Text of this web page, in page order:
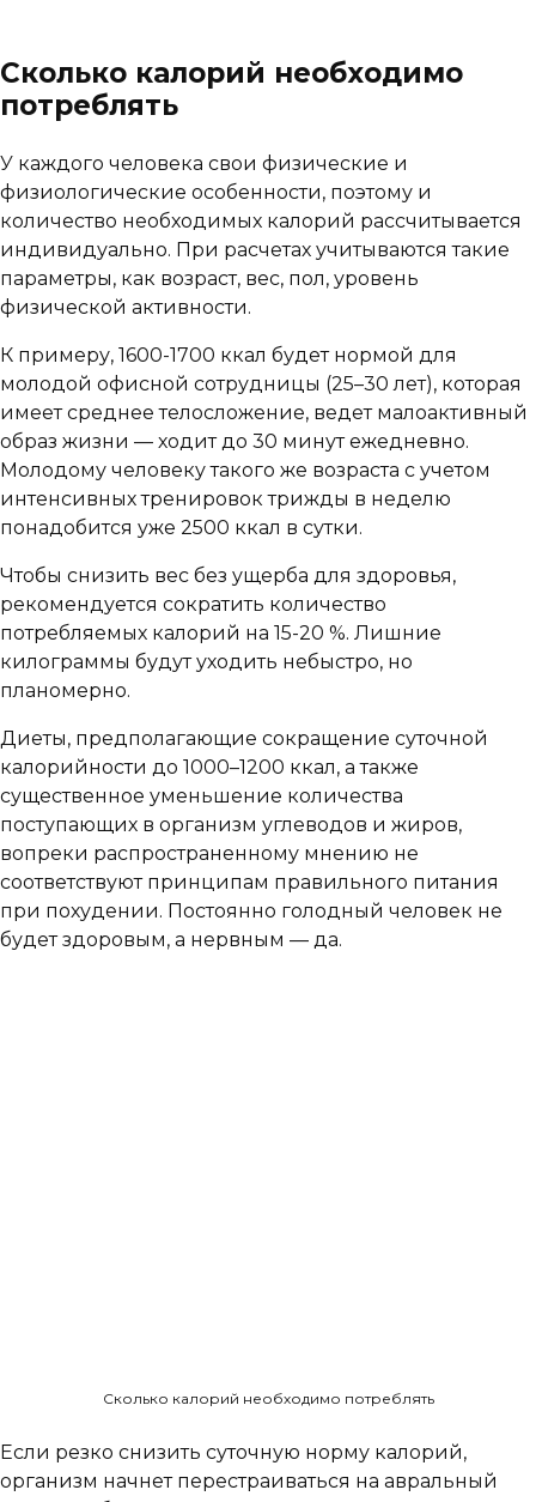
Сколько калорий необходимо
потреблять
У каждого человека свои физические и
физиологические особенности, поэтому и
количество необходимых калорий рассчитывается
индивидуально. При расчетах учитываются такие
параметры, как возраст, вес, пол, уровень
физической активности.
К примеру, 1600-1700 ккал будет нормой для
молодой офисной сотрудницы (25–30 лет), которая
имеет среднее телосложение, ведет малоактивный
образ жизни — ходит до 30 минут ежедневно.
Молодому человеку такого же возраста с учетом
интенсивных тренировок трижды в неделю
понадобится уже 2500 ккал в сутки.
Чтобы снизить вес без ущерба для здоровья,
рекомендуется сократить количество
потребляемых калорий на 15-20 %. Лишние
килограммы будут уходить небыстро, но
планомерно.
Диеты, предполагающие сокращение суточной
калорийности до 1000–1200 ккал, а также
существенное уменьшение количества
поступающих в организм углеводов и жиров,
вопреки распространенному мнению не
соответствуют принципам правильного питания
при похудении. Постоянно голодный человек не
будет здоровым, а нервным — да.
Сколько калорий необходимо потреблять
Если резко снизить суточную норму калорий,
организм начнет перестраиваться на авральный